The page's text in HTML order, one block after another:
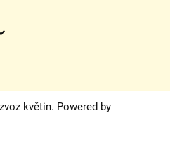
možností
květin. Powered by